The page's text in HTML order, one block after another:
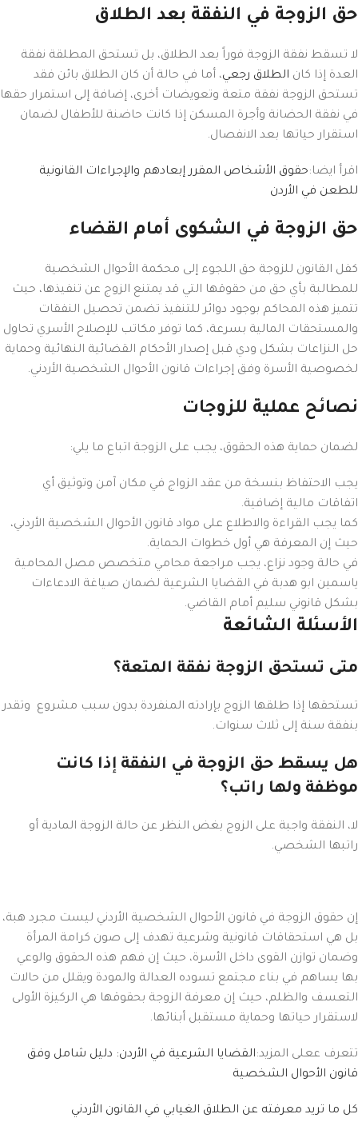
حق الزوجة في النفقة بعد الطلاق
لا تسقط نفقة الزوجة فوراً بعد الطلاق، بل تستحق المطلقة نفقة
العدة إذا كان الطلاق رجعي، أما في حالة أن كان الطلاق بائن فقد
تستحق الزوجة نفقة متعة وتعويضات أخرى، إضافة إلى استمرار حقها
في نفقة الحضانة وأجرة المسكن إذا كانت حاضنة للأطفال لضمان
استقرار حياتها بعد الانفصال.
اقرأ ايضا:حقوق الأشخاص المقرر إبعادهم والإجراءات القانونية
للطعن في الأردن
حق الزوجة في الشكوى أمام القضاء
كفل القانون للزوجة حق اللجوء إلى محكمة الأحوال الشخصية
للمطالبة بأي حق من حقوقها التي قد يمتنع الزوج عن تنفيذها، حيث
تتميز هذه المحاكم بوجود دوائر للتنفيذ تضمن تحصيل النفقات
والمستحقات المالية بسرعة، كما توفر مكاتب للإصلاح الأسري تحاول
حل النزاعات بشكل ودي قبل إصدار الأحكام القضائية النهائية وحماية
لخصوصية الأسرة وفق إجراءات قانون الأحوال الشخصية الأردني.
نصائح عملية للزوجات
لضمان حماية هذه الحقوق، يجب على الزوجة اتباع ما يلي:
يجب الاحتفاظ بنسخة من عقد الزواج في مكان آمن وتوثيق أي
اتفاقات مالية إضافية.
كما يجب القراءة والاطلاع على مواد قانون الأحوال الشخصية الأردني،
حيث إن المعرفة هي أول خطوات الحماية.
في حالة وجود نزاع، يجب مراجعة محامي متخصص مصل المحامية
ياسمين ابو هدبة في القضايا الشرعية لضمان صياغة الادعاءات
بشكل قانوني سليم أمام القاضي.
الأسئلة الشائعة
متى تستحق الزوجة نفقة المتعة؟
تستحقها إذا طلقها الزوج بإرادته المنفردة بدون سبب مشروع وتقدر
بنفقة سنة إلى ثلاث سنوات.
هل يسقط حق الزوجة في النفقة إذا كانت
موظفة ولها راتب؟
لا، النفقة واجبة على الزوج بغض النظر عن حالة الزوجة المادية أو
راتبها الشخصي.
إن حقوق الزوجة في قانون الأحوال الشخصية الأردني ليست مجرد هبة،
بل هي استحقاقات قانونية وشرعية تهدف إلى صون كرامة المرأة
وضمان توازن القوى داخل الأسرة، حيث إن فهم هذه الحقوق والوعي
بها يساهم في بناء مجتمع تسوده العدالة والمودة ويقلل من حالات
التعسف والظلم، حيث إن معرفة الزوجة بحقوقها هي الركيزة الأولى
لاستقرار حياتها وحماية مستقبل أبنائها.
تتعرف ععلى المزيد:القضايا الشرعية في الأردن: دليل شامل وفق
قانون الأحوال الشخصية
كل ما تريد معرفته عن الطلاق الغيابي في القانون الأردني